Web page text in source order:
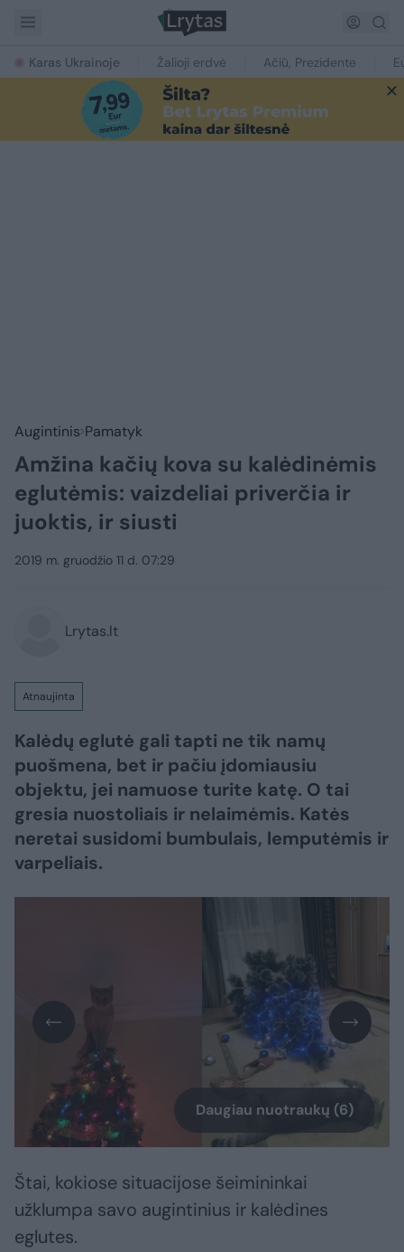
Karas Ukrainoje Žalioji erdvė Ačiū, Prezidente
Augintinis Pamatyk
Amžina kačių kova su kalėdinėmis
eglutėmis: vaizdeliai priverčia ir
juoktis, ir siusti
2019 m. gruodžio 11 d. 07:29
Lrytas.lt
Atnaujinta
Kalėdų eglutė gali tapti ne tik namų
puošmena, bet ir pačiu įdomiausiu
objektu, jei namuose turite katę. O tai
gresia nuostoliais ir nelaimėmis. Katės
neretai susidomi bumbulais, lemputėmis ir
varpeliais.
Daugiau nuotraukų (6)
Štai, kokiose situacijose šeimininkai
užklumpa savo augintinius ir kalėdines
eglutes.